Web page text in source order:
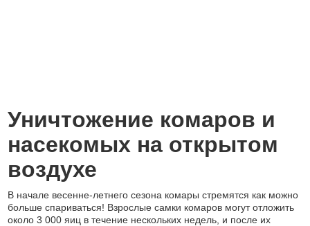
Уничтожение комаров и
насекомых на открытом
воздухе
В начале весенне-летнего сезона комары стремятся как можно
больше спариваться! Взрослые самки комаров могут отложить
около 3 000 яиц в течение нескольких недель, и после их